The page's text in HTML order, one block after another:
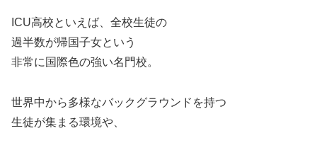
ICU高校といえば、全校生徒の
過半数が帰国子女という
非常に国際色の強い名門校。
世界中から多様なバックグラウンドを持つ
生徒が集まる環境や、